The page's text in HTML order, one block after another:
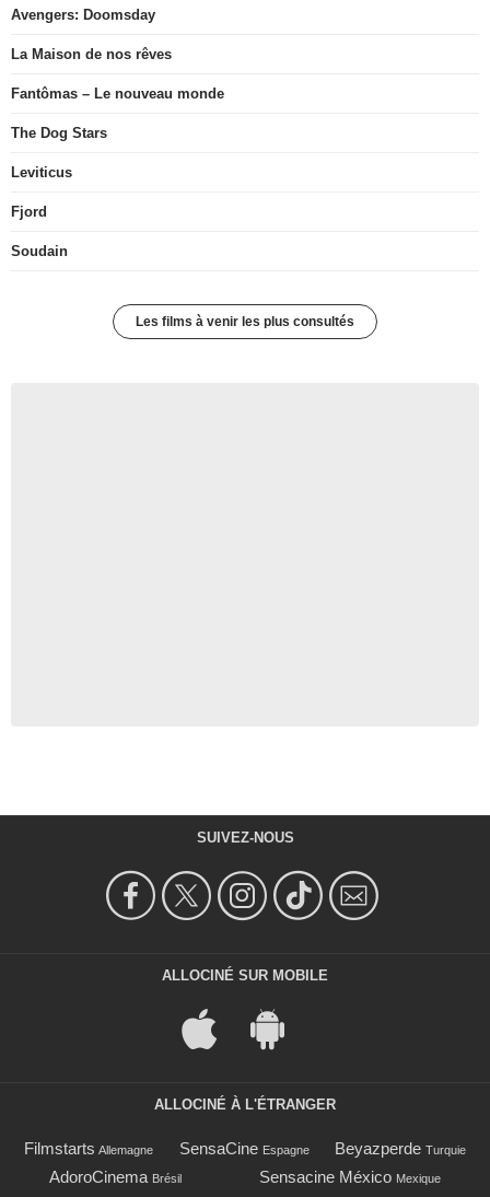
Avengers: Doomsday
La Maison de nos rêves
Fantômas – Le nouveau monde
The Dog Stars
Leviticus
Fjord
Soudain
Les films à venir les plus consultés
SUIVEZ-NOUS
ALLOCINÉ SUR MOBILE
ALLOCINÉ À L'ÉTRANGER
Filmstarts Allemagne SensaCine Espagne Beyazperde Turquie
AdoroCinema Brésil Sensacine México Mexique